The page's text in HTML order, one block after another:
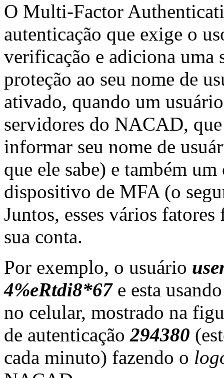
O Multi-Factor
autenticação que exige o
verificação e adiciona uma
proteção ao seu nome de
ativado, quando um
servidores do NACAD, que
informar seu nome de
que ele sabe) e também
dispositivo de MFA (o
Juntos, esses vários
sua conta.
Por exemplo, o usuário
4%eRtdi8*67 e esta
no celular, mostrado na
de autenticação294380
cada minuto) fazendo o